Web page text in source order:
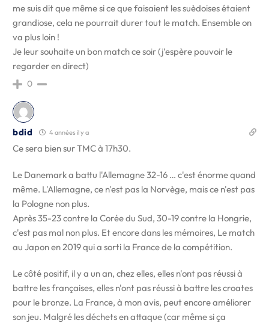
me suis dit que même si ce que faisaient les suèdoises étaient
grandiose, cela ne pourrait durer tout le match. Ensemble on
va plus loin !
Je leur souhaite un bon match ce soir (j’espère pouvoir le
regarder en direct)
0
bdid 4 années il y a
Ce sera bien sur TMC à 17h30.
Le Danemark a battu l'Allemagne 32-16 … c'est énorme quand
même. L'Allemagne, ce n'est pas la Norvège, mais ce n'est pas
la Pologne non plus.
Après 35-23 contre la Corée du Sud, 30-19 contre la Hongrie,
c'est pas mal non plus. Et encore dans les mémoires, Le match
au Japon en 2019 qui a sorti la France de la compétition.
Le côté positif, il y a un an, chez elles, elles n'ont pas réussi à
battre les françaises, elles n'ont pas réussi à battre les croates
pour le bronze. La France, à mon avis, peut encore améliorer
son jeu. Malgré les déchets en attaque (car même si ça